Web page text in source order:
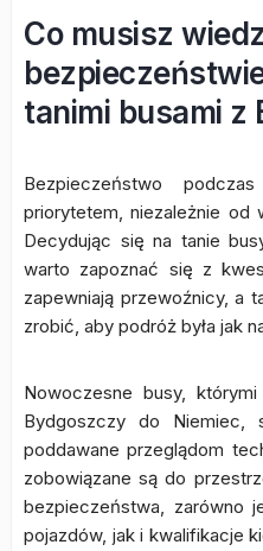
Co musisz
tanimi busami z
Bezpieczeństwo
priorytetem, niezależnie od
Decydując się na tanie
warto zapoznać się z
zapewniają przewoźnicy, a
zrobić, aby podróż była jak
Nowoczesne busy,
Bydgoszczy do Niemiec,
poddawane przeglądom
zobowiązane są do
bezpieczeństwa, zarówno
pojazdów, jak i kwalifikacje